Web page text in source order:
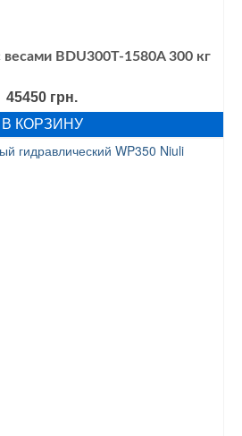
BDU300T-1580A 300 кг
45450 грн.
В КОРЗИНУ